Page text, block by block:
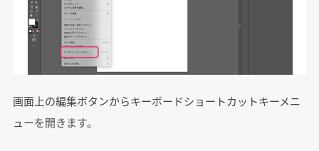
画面上の編集ボタンからキーボードショートカットキーメニ
ューを開きます。